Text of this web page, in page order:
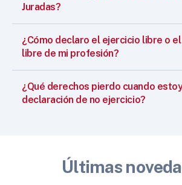
Juradas?
¿Cómo declaro el ejercicio libre o
libre de mi profesión?
¿Qué derechos pierdo cuando
declaración de no ejercicio?
Últimas